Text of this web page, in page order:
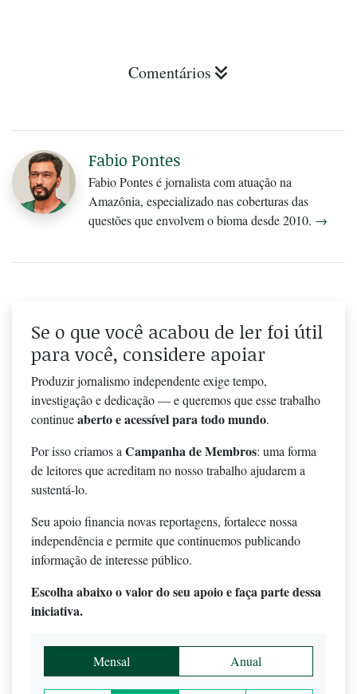
Comentários
Fabio Pontes
Fabio Pontes é jornalista com atuação na
Amazônia, especializado nas coberturas das
questões que envolvem o bioma desde 2010. →
Se o que você acabou de ler foi útil
para você, considere apoiar
Produzir jornalismo independente exige tempo,
investigação e dedicação — e queremos que esse trabalho
continueaberto e acessível para todo mundo.
Por isso criamos a Campanha de Membros: uma forma
de leitores que acreditam no nosso trabalho ajudarem a
sustentá-lo.
Seu apoio financia novas reportagens, fortalece nossa
independência e permite que continuemos publicando
informação de interesse público.
Escolha abaixo o valor do seu apoio e faça parte dessa
iniciativa.
Mensal Anual